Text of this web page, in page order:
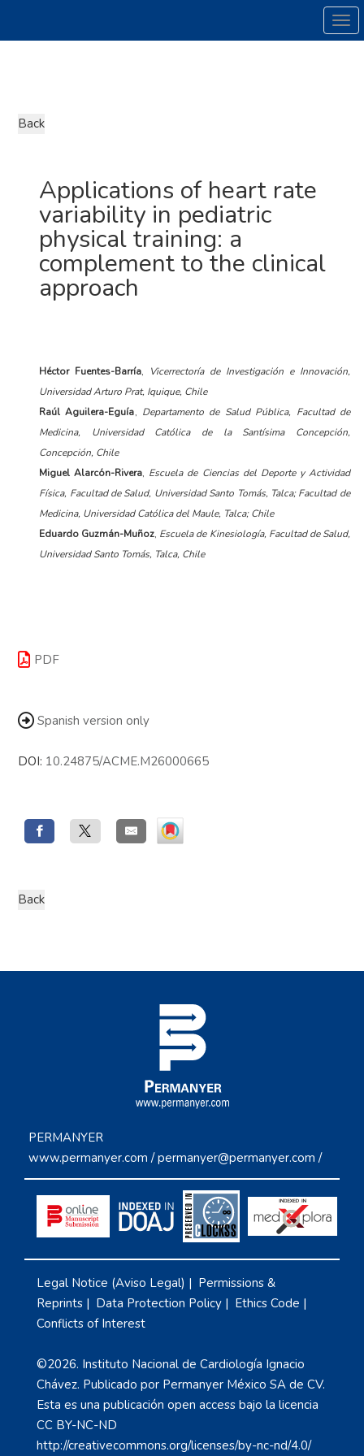
Applications of heart rate
variability in pediatric
physical training: a
complement to the clinical
approach
Héctor Fuentes-Barría,
Vicerrectoría de Investigación e Innovación,
Universidad Arturo Prat, Iquique, Chile
Raúl Aguilera-Eguía, Departamento de Salud Pública, Facultad de
Medicina, Universidad Católica de la Santísima Concepción,
Concepción, Chile
Miguel Alarcón-Rivera, Escuela de Ciencias del Deporte y Actividad
Física, Facultad de Salud, Universidad Santo Tomás, Talca; Facultad de
Medicina, Universidad Católica del Maule, Talca; Chile
Eduardo Guzmán-Muñoz, Escuela de Kinesiología, Facultad de Salud,
Universidad Santo Tomás, Talca, Chile
PDF
Spanish version only
DOI: 10.24875/ACME.M26000665
PERMANYER
www.permanyer.com /permanyer@permanyer.com /
Legal Notice (Aviso Legal) | Permissions &
Reprints | Data Protection Policy | Ethics Code |
Conflicts of Interest
©2026. Instituto Nacional de Cardiología Ignacio
Chávez. Publicado por Permanyer México SA de CV.
Esta es una publicación open access bajo la licencia
CC BY-NC-ND
http://creativecommons.org/licenses/by-nc-nd/4.0/